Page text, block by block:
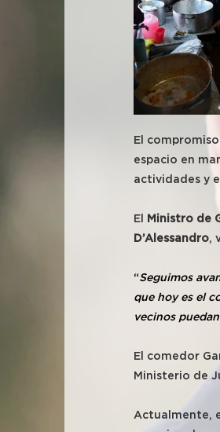
El
espacio en
actividades y
El Ministro de
D’Alessandro,
“Seguimos
que hoy es el
vecinos
El comedor
Ministerio de
Actualmente,